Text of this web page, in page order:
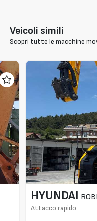
Veicoli simili
Scopri tutte le macchine
HYUNDAI
Attacco rapido